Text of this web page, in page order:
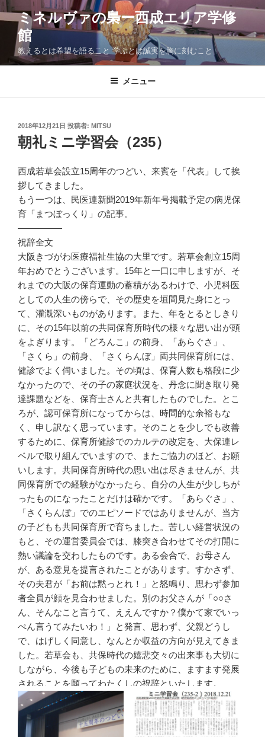
ン
ツ
ミネルヴァの梟ー西成エリア学修
館
教えるとは希望を語ること 学ぶとは誠実を胸に刻むこと
メニュー
投
稿
日:
2018年12月21日 投稿者: MITSU
朝礼ミニ学習会（235）
西成若草会設立15周年のつどい、来賓を「代表」して挨
拶してきました。
もう一つは、民医連新聞2019年新年号掲載予定の病児保
育「まつぼっくり」の記事。
—————
祝辞全文
大阪きづがわ医療福祉生協の大里です。若草会創立15周
年おめでとうございます。15年と一口に申しますが、そ
れまでの大阪の保育運動の蓄積があるわけで、小児科医
としての人生の傍らで、その歴史を垣間見た身にとっ
て、灌漑深いものがあります。また、年をとるとしきり
に、その15年以前の共同保育所時代の様々な思い出が頭
をよぎります。「どろんこ」の前身、「あらぐさ」、
「さくら」の前身、「さくらんぼ」両共同保育所には、
健診でよく伺いました。その頃は、保育人数も格段に少
なかったので、その子の家庭状況を、丹念に聞き取り発
達課題などを、保育士さんと共有したものでした。とこ
ろが、認可保育所になってからは、時間的な余裕もな
く、申し訳なく思っています。そのことを少しでも改善
するために、保育所健診でのカルテの改定を、大保連レ
ベルで取り組んでいますので、またご協力のほど、お願
いします。共同保育所時代の思い出は尽きませんが、共
同保育所での経験がなかったら、自分の人生が少しちが
ったものになったことだけは確かです。「あらぐさ」、
「さくらんぼ」でのエピソードではありませんが、当方
の子どもも共同保育所で育ちました。苦しい経営状況の
もと、その運営委員会では、膝突き合わせてその打開に
熱い議論を交わしたものです。ある会合で、お母さん
が、ある意見を提言されたことがあります。すかさず、
その夫君が「お前は黙っとれ！」と怒鳴り、思わず参加
者全員が顔を見合わせました。別のお父さんが「○○さ
ん、そんなこと言うて、ええんですか？僕かて家でいっ
ぺん言うてみたいわ！」と発言、思わず、父親どうし
で、はげしく同意し、なんとか収益の方向が見えてきま
した。若草会も、共保時代の嬉悲交々の出来事も大切に
しながら、今後も子どもの未来のために、ますます発展
されることを願ってわたくしの祝辞といたします。